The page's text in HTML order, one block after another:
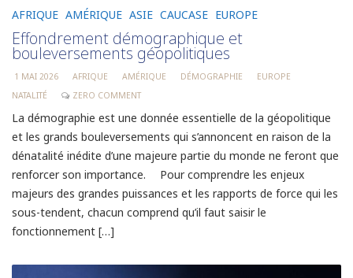
AFRIQUE AMÉRIQUE ASIE CAUCASE EUROPE
Effondrement démographique et
bouleversements géopolitiques
1 MAI 2026 AFRIQUE AMÉRIQUE DÉMOGRAPHIE
EUROPE
NATALITÉ
ZERO COMMENT
La démographie est une donnée essentielle de la géopolitique
et les grands bouleversements qui s’annoncent en raison de la
dénatalité inédite d’une majeure partie du monde ne feront que
renforcer son importance. Pour comprendre les enjeux
majeurs des grandes puissances et les rapports de force qui les
sous-tendent, chacun comprend qu’il faut saisir le
fonctionnement […]